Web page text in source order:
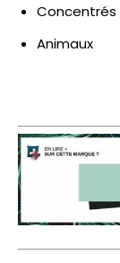
Concentrés
Animaux